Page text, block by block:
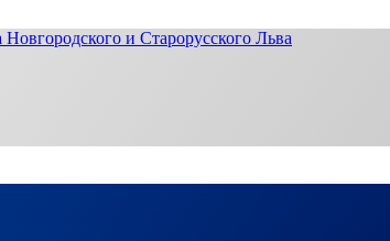
и Старорусского Льва